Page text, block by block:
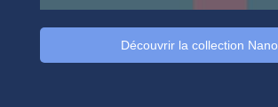
Découvrir la collection Nano